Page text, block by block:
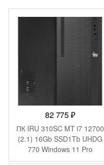
82 775₽
ПК IRU 310SC MT i7 12700
(2.1) 16Gb SSD1Tb UHDG
770 Windows 11 Pro
GbitEth 200W черный